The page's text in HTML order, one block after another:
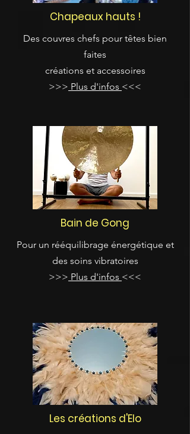
Chapeaux hauts !
Des couvres chefs pour têtes bien
faites
créations et accessoires
>>> Plus d'infos <<<
Bain de Gong
Pour un rééquilibrage énergétique et
des soins vibratoires
>>> Plus d'infos <<<
Les créations d'Elo